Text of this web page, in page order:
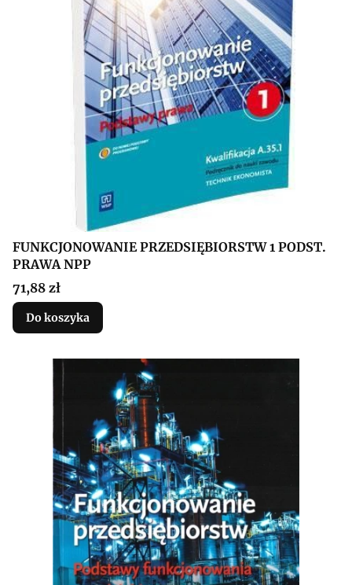
FUNKCJONOWANIE PRZEDSIĘBIORSTW 1 PODST.
PRAWA NPP
Cena
71,88 zł
Do koszyka